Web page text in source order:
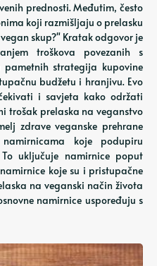
prednosti. Međutim, često
koji razmišljaju o prelasku
skup?" Kratak odgovor je
troškova povezanih s
strategija kupovine
budžetu i hranjivu. Evo
​​i savjeta kako održati
trošak prelaska na veganstvo
zdrave veganske prehrane
koje podupiru
uključuje namirnice poput
koje su i pristupačne
na veganski način života
namirnice uspoređuju s